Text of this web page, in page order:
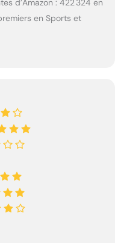
d’Amazon : 422 324 en
en Sports et